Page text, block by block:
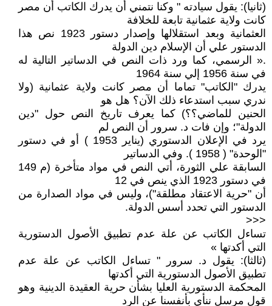
(ثانيا): يقول سيادته " وكنا نتمني أن يدرك الكاتب أن مصر
كانت ولاية عثمانية تابعة للخلافة
العثمانية وبعد استقلالها وإصدار دستور 1923 نص هذا
الدستور علي أن الإسلام دين الدولة
.« الرسمي، كما ورد ذات النص في الدساتير التالية له
في سنة 1956 إلي سنة 1964
يدرك "الكاتب" تماما أن مصر كانت ولاية عثمانية (ولا
ندري سبب استدعاء ذلك الآن؟ هل هو
الحنين للماضي؟؟) كما يعرف تاريخ النص حول "دين
الدولة"؛ وإن فات د. سرور أن النص لم
يرد في الإعلان الدستوري (يناير 1953 ) أو في دستور
"الوحدة" ( 1958 ). وفي الدساتير
السابقة علي الثورة، أتي النص في مواد متأخرة (م 149
في دستور 1923 الذي ينص في 12
أن "حرية الاعتقاد مطلقة")، وليس في مواد الصدارة من
الدستور التي تحدد أسس الدولة.
<<<
تساءل الكاتب عن علة عدم تطبيق الأصول الدستورية
التي أكدتها »
(ثالثا): يقول د. سرور " تساءل الكاتب عن علة عدم
تطبيق الأصول الدستورية التي أكدتها
المحكمة الدستورية العليا بشأن حرية العقيدة الدينية وهو
قول مرسل ننأي بأنفسنا عن الرد